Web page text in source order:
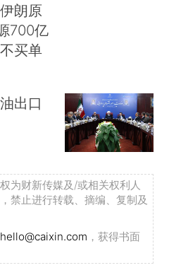
朗原
700亿
买单
出口
为财新传媒及/或相关权利人
禁止进行转载、摘编、复制及
hello@caixin.com ，获得书面